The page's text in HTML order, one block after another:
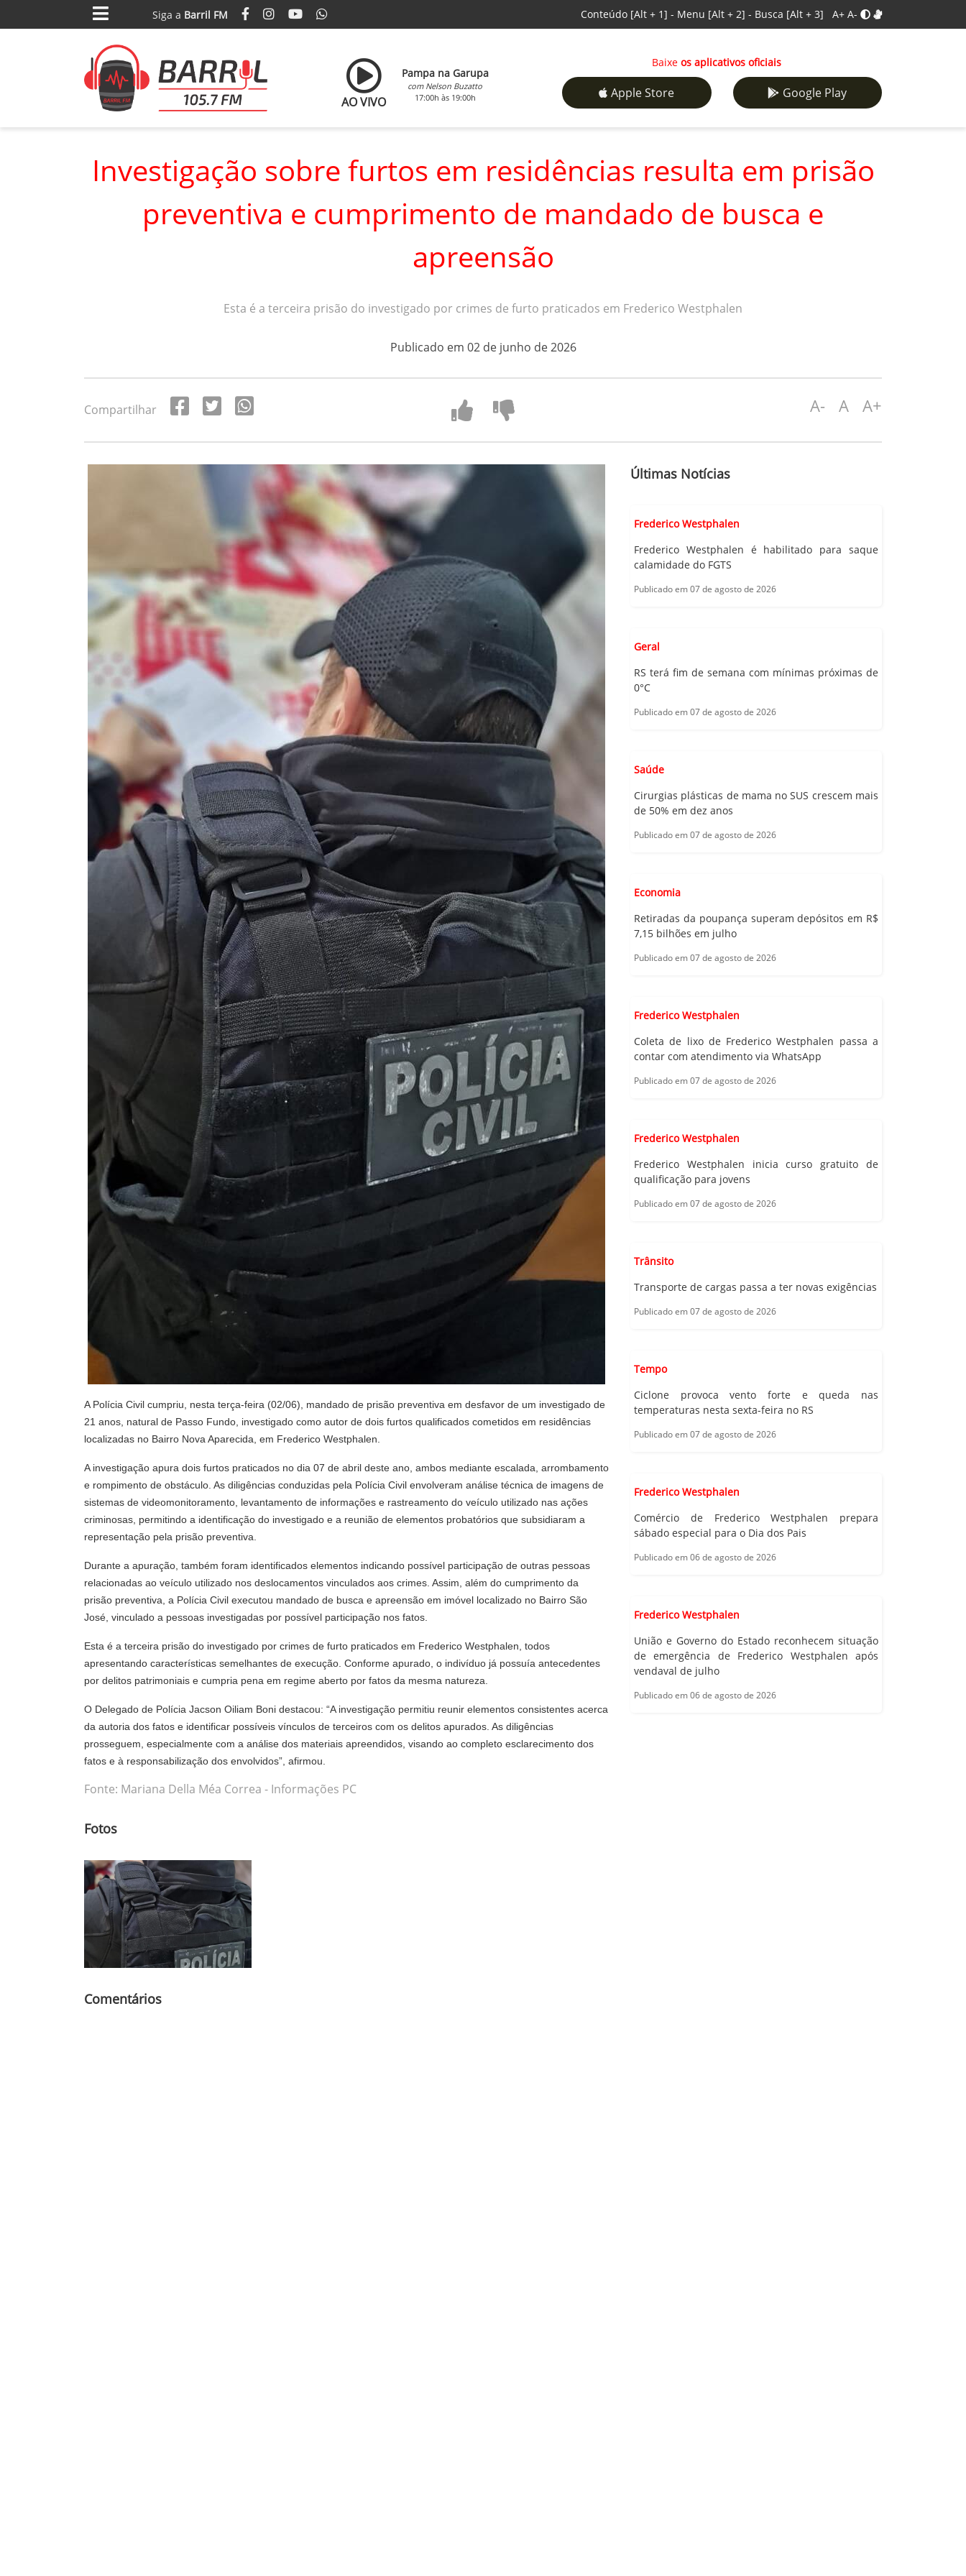
Siga a Barril FM Conteúdo [Alt + 1] - Menu [Alt + 2] - Busca [Alt + 3] A+ A-
AO VIVO
Pampa na Garupa
com Nelson Buzatto
17:00h às 19:00h
Baixe os aplicativos oficiais
Apple Store Google Play
Investigação sobre furtos em residências resulta em prisão
preventiva e cumprimento de mandado de busca e
apreensão
Esta é a terceira prisão do investigado por crimes de furto praticados em Frederico Westphalen
Publicado em 02 de junho de 2026
Compartilhar A- A A+
A Polícia Civil cumpriu, nesta terça-feira (02/06), mandado de prisão preventiva em desfavor de um investigado de
21 anos, natural de Passo Fundo, investigado como autor de dois furtos qualificados cometidos em residências
localizadas no Bairro Nova Aparecida, em Frederico Westphalen.
A investigação apura dois furtos praticados no dia 07 de abril deste ano, ambos mediante escalada, arrombamento
e rompimento de obstáculo. As diligências conduzidas pela Polícia Civil envolveram análise técnica de imagens de
sistemas de videomonitoramento, levantamento de informações e rastreamento do veículo utilizado nas ações
criminosas, permitindo a identificação do investigado e a reunião de elementos probatórios que subsidiaram a
representação pela prisão preventiva.
Durante a apuração, também foram identificados elementos indicando possível participação de outras pessoas
relacionadas ao veículo utilizado nos deslocamentos vinculados aos crimes. Assim, além do cumprimento da
prisão preventiva, a Polícia Civil executou mandado de busca e apreensão em imóvel localizado no Bairro São
José, vinculado a pessoas investigadas por possível participação nos fatos.
Esta é a terceira prisão do investigado por crimes de furto praticados em Frederico Westphalen, todos
apresentando características semelhantes de execução. Conforme apurado, o indivíduo já possuía antecedentes
por delitos patrimoniais e cumpria pena em regime aberto por fatos da mesma natureza.
O Delegado de Polícia Jacson Oiliam Boni destacou: “A investigação permitiu reunir elementos consistentes acerca
da autoria dos fatos e identificar possíveis vínculos de terceiros com os delitos apurados. As diligências
prosseguem, especialmente com a análise dos materiais apreendidos, visando ao completo esclarecimento dos
fatos e à responsabilização dos envolvidos”, afirmou.
Fonte: Mariana Della Méa Correa - Informações PC
Fotos
Comentários
Últimas Notícias
Frederico Westphalen
Frederico Westphalen é habilitado para saque
calamidade do FGTS
Publicado em 07 de agosto de 2026
Geral
RS terá fim de semana com mínimas próximas de
0°C
Publicado em 07 de agosto de 2026
Saúde
Cirurgias plásticas de mama no SUS crescem mais
de 50% em dez anos
Publicado em 07 de agosto de 2026
Economia
Retiradas da poupança superam depósitos em R$
7,15 bilhões em julho
Publicado em 07 de agosto de 2026
Frederico Westphalen
Coleta de lixo de Frederico Westphalen passa a
contar com atendimento via WhatsApp
Publicado em 07 de agosto de 2026
Frederico Westphalen
Frederico Westphalen inicia curso gratuito de
qualificação para jovens
Publicado em 07 de agosto de 2026
Trânsito
Transporte de cargas passa a ter novas exigências
Publicado em 07 de agosto de 2026
Tempo
Ciclone provoca vento forte e queda nas
temperaturas nesta sexta-feira no RS
Publicado em 07 de agosto de 2026
Frederico Westphalen
Comércio de Frederico Westphalen prepara
sábado especial para o Dia dos Pais
Publicado em 06 de agosto de 2026
Frederico Westphalen
União e Governo do Estado reconhecem situação
de emergência de Frederico Westphalen após
vendaval de julho
Publicado em 06 de agosto de 2026